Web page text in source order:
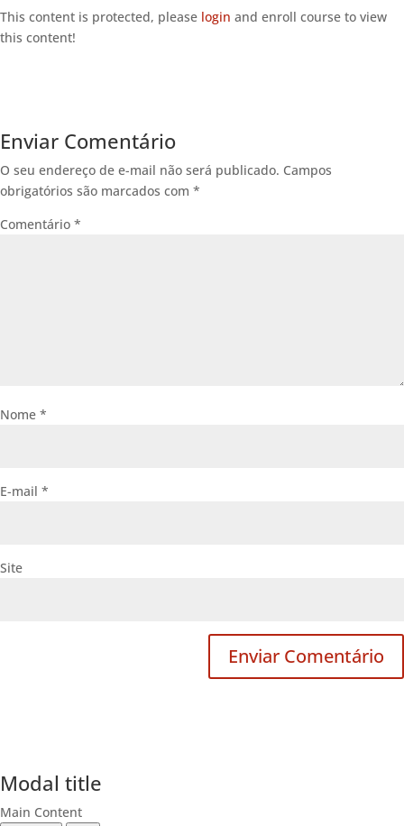
This content is protected, please login and enroll course to view
this content!
Enviar Comentário
O seu endereço de e-mail não será publicado. Campos
obrigatórios são marcados com *
Comentário *
Nome *
E-mail *
Site
Modal title
Main Content